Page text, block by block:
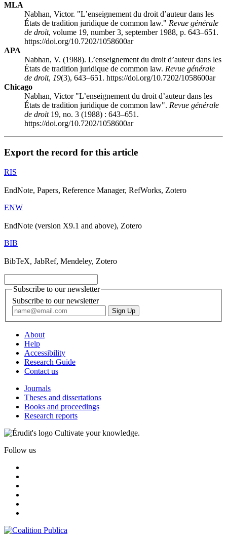
MLA
Nabhan, Victor. "L’enseignement du droit d’auteur dans les
États de tradition juridique de common law." Revue générale
de droit, volume 19, number 3, september 1988, p. 643–651.
https://doi.org/10.7202/1058600ar
APA
Nabhan, V. (1988). L’enseignement du droit d’auteur dans les
États de tradition juridique de common law. Revue générale
de droit, 19(3), 643–651. https://doi.org/10.7202/1058600ar
Chicago
Nabhan, Victor "L’enseignement du droit d’auteur dans les
États de tradition juridique de common law". Revue générale
de droit19, no. 3 (1988) : 643–651.
https://doi.org/10.7202/1058600ar
Export the record for this article
RIS
EndNote, Papers, Reference Manager, RefWorks, Zotero
ENW
EndNote (version X9.1 and above), Zotero
BIB
BibTeX, JabRef, Mendeley, Zotero
Subscribe to our newsletter
Subscribe to our newsletter
About
Help
Accessibility
Research Guide
Contact us
Journals
Theses and dissertations
Books and proceedings
Research reports
Cultivate your knowledge.
Follow us